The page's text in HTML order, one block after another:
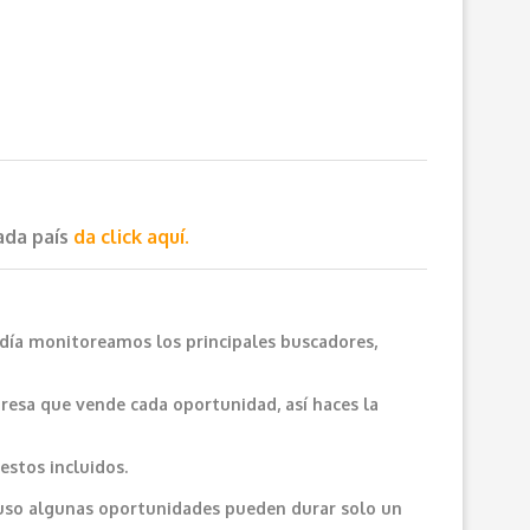
país da click aquí.
monitoreamos los principales buscadores,
que vende cada oportunidad, así haces la
incluidos.
algunas oportunidades pueden durar solo un